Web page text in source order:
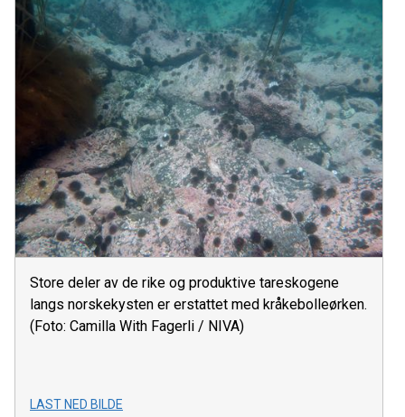
Store deler av de rike og produktive tareskogene
langs norskekysten er erstattet med kråkebolleørken.
(Foto: Camilla With Fagerli / NIVA)
LAST NED BILDE